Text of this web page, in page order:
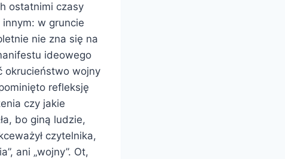
ostatnimi czasy
w gruncie
nie zna się na
ideowego
okrucieństwo wojny
refleksję
czy jakie
bo giną ludzie,
czytelnika,
ani „wojny”. Ot,